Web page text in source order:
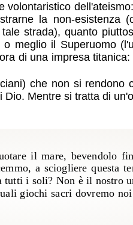
volontaristico
la non-esistenza
strada), quanto
meglio il Superuomo
di una impresa titanica:
che non si rendono
Mentre si tratta di
il mare, bevendolo
a sciogliere questa
i soli? Non è il nostro
giochi sacri dovremo